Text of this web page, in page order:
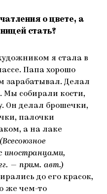
о цвете, а
стать?
я стала в
Папа хорошо
зарабатывал. Делал
Мы собирали кости,
Он делал брошечки,
палочки
а на лаке
(Всесоюзное
иностранцами,
— прим. авт.)
до его красок,
же чем-то